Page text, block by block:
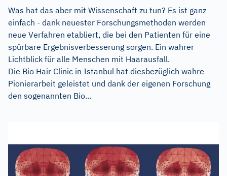
Was hat das aber mit Wissenschaft zu tun? Es ist ganz
einfach - dank neuester Forschungsmethoden werden
neue Verfahren etabliert, die bei den Patienten für eine
spürbare Ergebnisverbesserung sorgen. Ein wahrer
Lichtblick für alle Menschen mit Haarausfall.
Die Bio Hair Clinic in Istanbul hat diesbezüglich wahre
Pionierarbeit geleistet und dank der eigenen Forschung
den sogenannten Bio...